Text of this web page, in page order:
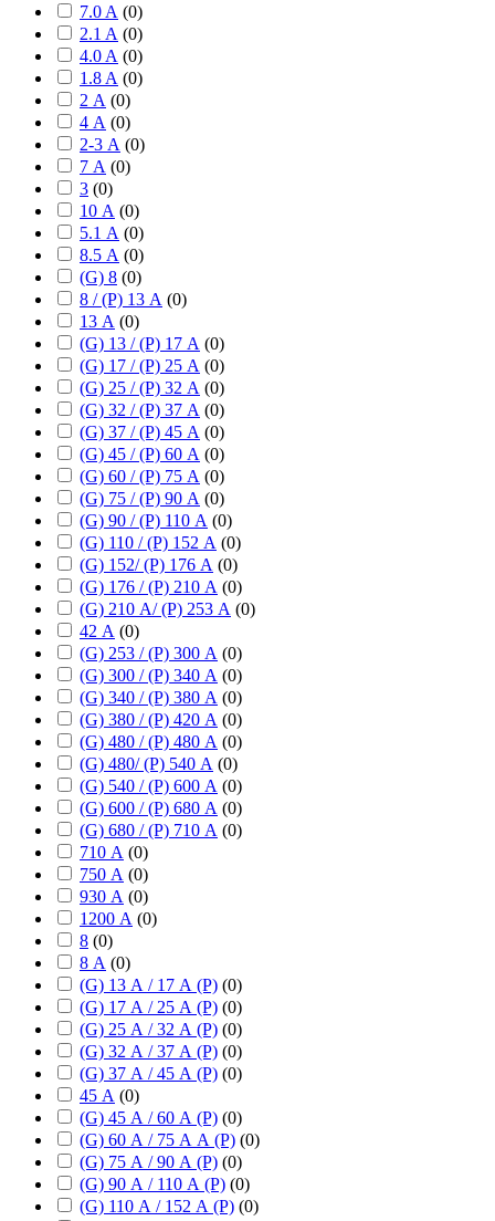
7.0 A (0)
2.1 A (0)
4.0 A (0)
1.8 A (0)
2 А (0)
4 А (0)
2-3 А (0)
7 А (0)
3 (0)
10 А (0)
5.1 А (0)
8.5 А (0)
(G) 8 (0)
8 / (P) 13 А (0)
13 А (0)
(G) 13 / (P) 17 А (0)
(G) 17 / (P) 25 А (0)
(G) 25 / (P) 32 А (0)
(G) 32 / (P) 37 А (0)
(G) 37 / (P) 45 А (0)
(G) 45 / (P) 60 А (0)
(G) 60 / (P) 75 А (0)
(G) 75 / (P) 90 А (0)
(G) 90 / (P) 110 А (0)
(G) 110 / (P) 152 А (0)
(G) 152/ (P) 176 А (0)
(G) 176 / (P) 210 А (0)
(G) 210 А/ (P) 253 А (0)
42 А (0)
(G) 253 / (P) 300 А (0)
(G) 300 / (P) 340 А (0)
(G) 340 / (P) 380 А (0)
(G) 380 / (P) 420 А (0)
(G) 480 / (P) 480 А (0)
(G) 480/ (P) 540 А (0)
(G) 540 / (P) 600 А (0)
(G) 600 / (P) 680 А (0)
(G) 680 / (P) 710 А (0)
710 А (0)
750 А (0)
930 А (0)
1200 А (0)
8 (0)
8 А (0)
(G) 13 А / 17 А (P) (0)
(G) 17 А / 25 А (P) (0)
(G) 25 А / 32 А (P) (0)
(G) 32 А / 37 А (P) (0)
(G) 37 А / 45 А (P) (0)
45 А (0)
(G) 45 А / 60 А (P) (0)
(G) 60 А / 75 А А (P) (0)
(G) 75 А / 90 А (P) (0)
(G) 90 А / 110 А (P) (0)
(G) 110 А / 152 А (P) (0)